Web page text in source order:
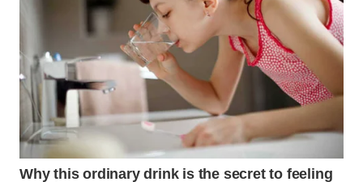
TEBING
TINGGI
WN
PAKPAK
WN